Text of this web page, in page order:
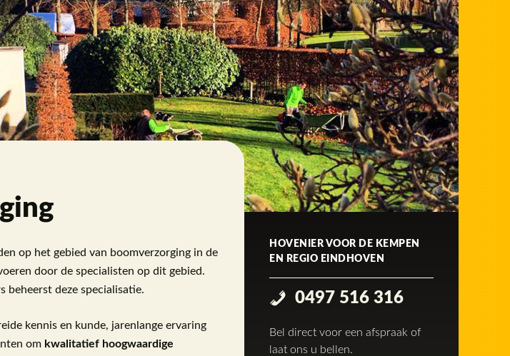
op het gebied van boomverzorging in de
door de specialisten op dit gebied.
beheerst deze specialisatie.
kennis en kunde, jarenlange ervaring
om kwalitatief hoogwaardige
HOVENIER VOOR DE KEMPEN
EN REGIO EINDHOVEN
0497 516 316
Bel direct voor een afspraak of
laat ons u bellen.